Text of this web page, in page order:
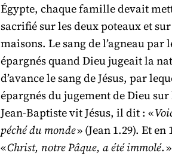
Égypte, chaque famille devait
sacrifié sur les deux poteaux et
maisons. Le sang de l’agneau
épargnés quand Dieu jugeait la
d’avance le sang de Jésus, par
épargnés du jugement de Dieu
Jean-Baptiste vit Jésus, il dit : «
péché du monde» (Jean 1.29). Et
«Christ, notre Pâque, a été immolé. »